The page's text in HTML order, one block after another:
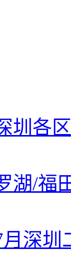
圳各
湖/福
深